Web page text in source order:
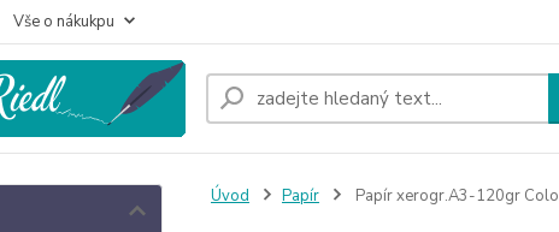
Vše o nákukpu
Úvod Papír Papír xerogr.A3-120gr